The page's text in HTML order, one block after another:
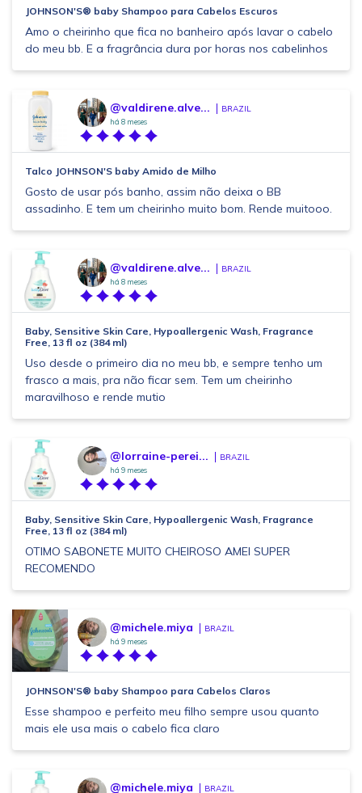
JOHNSON'S® baby Shampoo para Cabelos Escuros
Amo o cheirinho que fica no banheiro após lavar o cabelo
do meu bb. E a fragrância dura por horas nos cabelinhos
@valdirene.alve... BRAZIL
há 8 meses
Talco JOHNSON'S baby Amido de Milho
Gosto de usar pós banho, assim não deixa o BB
assadinho. E tem um cheirinho muito bom. Rende muitooo.
@valdirene.alve... BRAZIL
há 8 meses
Baby, Sensitive Skin Care, Hypoallergenic Wash, Fragrance
Free, 13 fl oz (384 ml)
Uso desde o primeiro dia no meu bb, e sempre tenho um
frasco a mais, pra não ficar sem. Tem um cheirinho
maravilhoso e rende mutio
@lorraine-perei... BRAZIL
há 9 meses
Baby, Sensitive Skin Care, Hypoallergenic Wash, Fragrance
Free, 13 fl oz (384 ml)
OTIMO SABONETE MUITO CHEIROSO AMEI SUPER
RECOMENDO
@michele.miya BRAZIL
há 9 meses
JOHNSON'S® baby Shampoo para Cabelos Claros
Esse shampoo e perfeito meu filho sempre usou quanto
mais ele usa mais o cabelo fica claro
@michele.miya BRAZIL